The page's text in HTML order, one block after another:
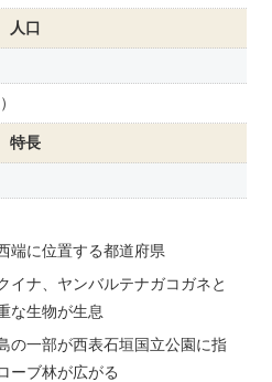
人口
特長
端に位置する都道府県
イナ、ヤンバルテナガコガネと
な生物が生息
の一部が西表石垣国立公園に指
ーブ林が広がる